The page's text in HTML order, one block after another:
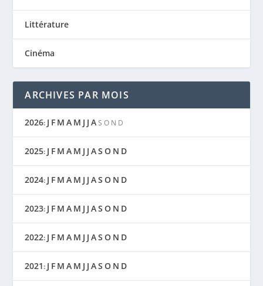
Littérature
Cinéma
ARCHIVES PAR MOIS
2026: J F M A M J J A S O N D
2025: J F M A M J J AS O N D
2024: J F M A M J J AS O N D
2023: J F M A M J J AS O N D
2022: J F M A M J J AS O N D
2021: J F M A M J J AS O N D